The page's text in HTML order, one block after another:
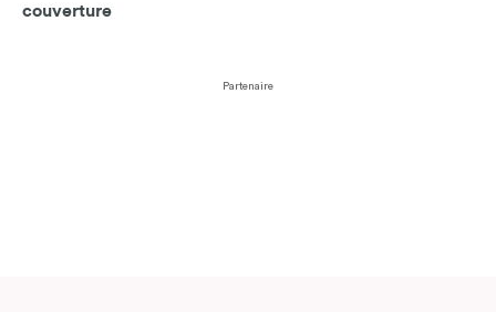
couverture
Partenaire